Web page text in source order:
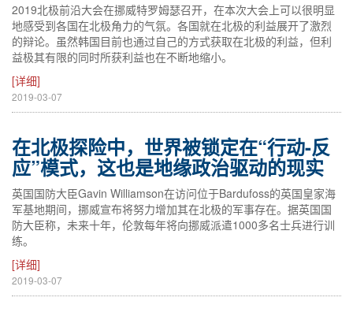
2019北极前沿大会在挪威特罗姆瑟召开，在本次大会上可以很明显
地感受到各国在北极角力的气氛。各国就在北极的利益展开了激烈
的辩论。虽然韩国目前也通过自己的方式获取在北极的利益，但利
益极其有限的同时所获利益也在不断地缩小。
[详细]
2019-03-07
在北极探险中，世界被锁定在“行动-反
应”模式，这也是地缘政治驱动的现实
英国国防大臣Gavin Williamson在访问位于Bardufoss的英国皇家海
军基地期间，挪威宣布将努力增加其在北极的军事存在。据英国国
防大臣称，未来十年，伦敦每年将向挪威派遣1000多名士兵进行训
练。
[详细]
2019-03-07